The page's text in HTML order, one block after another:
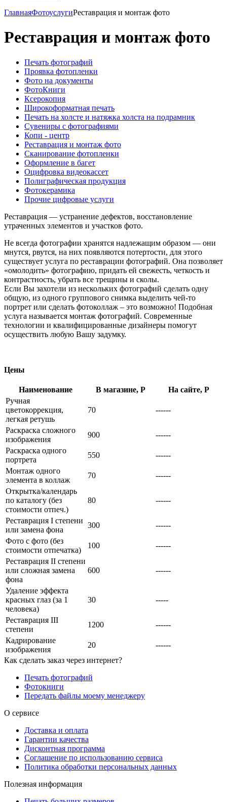
ГлавнаяФотоуслугиРеставрация и монтаж фото
Реставрация и монтаж фото
Печать фотографий
Проявка фотопленки
Фото на документы
ФотоКниги
Ксерокопия
Широкоформатная печать
Печать на холсте и натяжка холста на подрамник
Сувениры с фотографиями
Копи - центр
Реставрация и монтаж фото
Сканирование фотопленки
Оформление в багет
Оцифровка видеокассет
Полиграфическая продукция
Фотокерамика
Прочие цифровые услуги
Реставрация — устранение дефектов, восстановление
утраченных элементов и участков фото.
Не всегда фотографии хранятся надлежащим образом — они
мнутся, рвутся, на них появляются потертости, для этого
существует услуга по реставрации фотографий. Она позволяет
«омолодить» фотографию, придать ей свежесть, четкость и
контрастность, убрать все трещины и сколы.
Если Вы захотели из нескольких фотографий сделать одну
общую, из одного группового снимка выделить чей-то
портрет или сделать фотоколлаж – это возможно! Подобная
услуга называется монтаж фотографий. Современные
технологии и квалифицированные дизайнеры помогут
осуществить любую Вашу задумку.
Цены
Наименование В магазине, Р
На сайте, Р
Ручная
цветокоррекция,
легкая ретушь
70 ------
Раскраска сложного
изображения
900
------
Раскраска одного
портрета
550
------
Монтаж одного
элемента в коллаж
70
------
Открытка/календарь
по каталогу (без
стоимости отпеч.)
80 ------
Реставрация I степени
или замена фона
300
------
Фото с фото (без
стоимости отпечатка)
100
------
Реставрация II степени
или сложная замена
фона
600 ------
Удаление эффекта
красных глаз (за 1
человека)
30 -----
Реставрация III
степени
1200
------
Кадрирование
изображения
20
------
Как сделать заказ через интернет?
Печать фотографий
Фотокниги
Передать файлы моему менеджеру
О сервисе
Доставка и оплата
Гарантии качества
Дисконтная программа
Соглашение по использованию сервиса
Политика обработки персональных данных
Полезная информация